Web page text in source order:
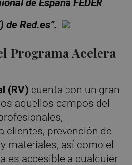
de España FEDER
de Red.es”.
Programa Acelera
(RV) cuenta con un gran
aquellos campos del
clientes, prevención de
materiales, así como el
es accesible a cualquier